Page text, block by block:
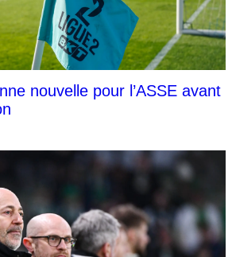
nouvelle pour l’ASSE avant